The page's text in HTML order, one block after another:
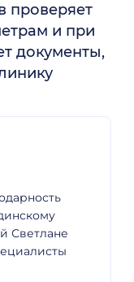
проверяет
и при
документы,
Светлане